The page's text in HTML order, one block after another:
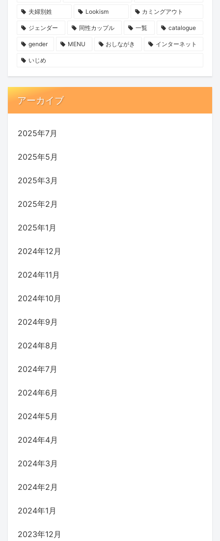
夫婦別姓 Lookism カミングアウト
ジェンダー 同性カップル 一覧 catalogue
gender MENU おしながき インターネット
いじめ
アーカイブ
2025年7月
2025年5月
2025年3月
2025年2月
2025年1月
2024年12月
2024年11月
2024年10月
2024年9月
2024年8月
2024年7月
2024年6月
2024年5月
2024年4月
2024年3月
2024年2月
2024年1月
2023年12月